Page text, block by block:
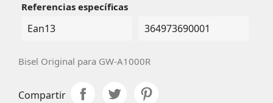
Referencias específicas
Ean13 364973690001
Bisel Original para GW-A1000R
Compartir